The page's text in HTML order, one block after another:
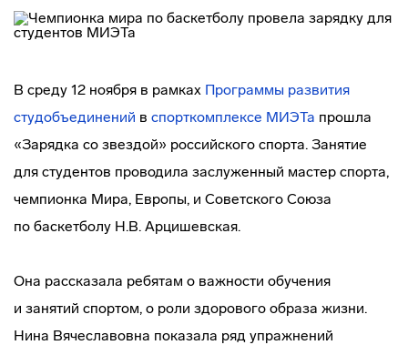
В среду 12 ноября в рамках Программы развития
студобъединений в спорткомплексе МИЭТа прошла
«Зарядка со звездой» российского спорта. Занятие
для студентов проводила заслуженный мастер спорта,
чемпионка Мира, Европы, и Советского Союза
по баскетболу Н.В. Арцишевская.
Она рассказала ребятам о важности обучения
и занятий спортом, о роли здорового образа жизни.
Нина Вячеславовна показала ряд упражнений